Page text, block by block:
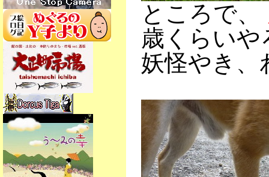
ところで、
歳くらいや
妖怪やき、